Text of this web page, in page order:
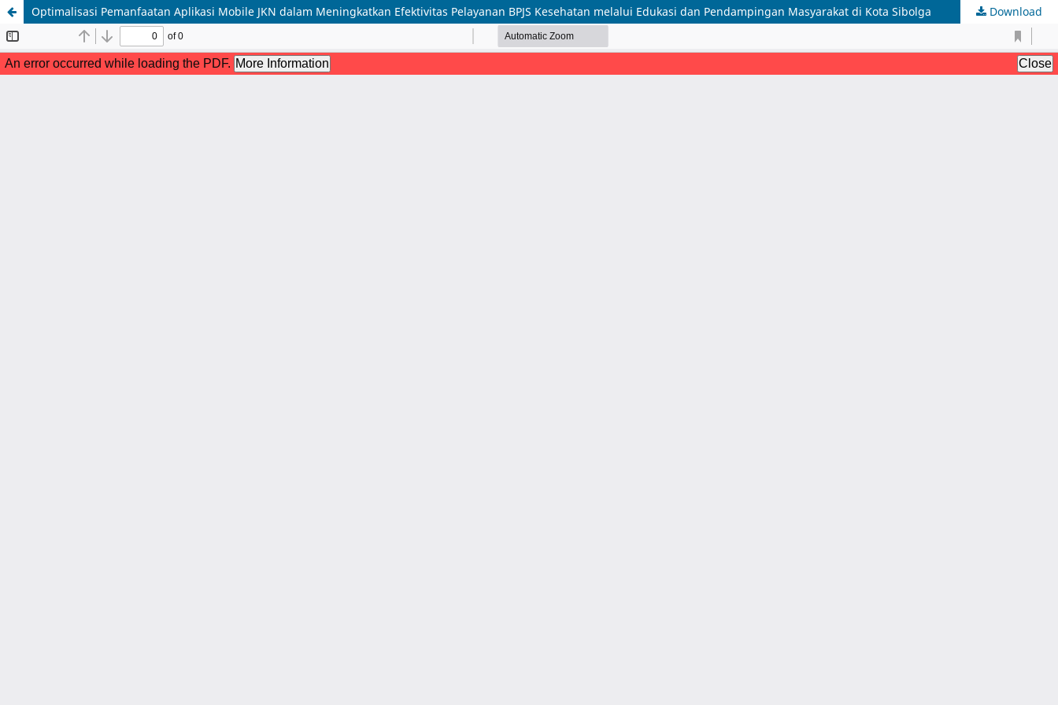
Optimalisasi Pemanfaatan Aplikasi Mobile JKN dalam Meningkatkan Efektivitas Pelayanan BPJS Kesehatan melalui Edukasi dan Pendampingan Masyarakat di Kota Sibolga Download